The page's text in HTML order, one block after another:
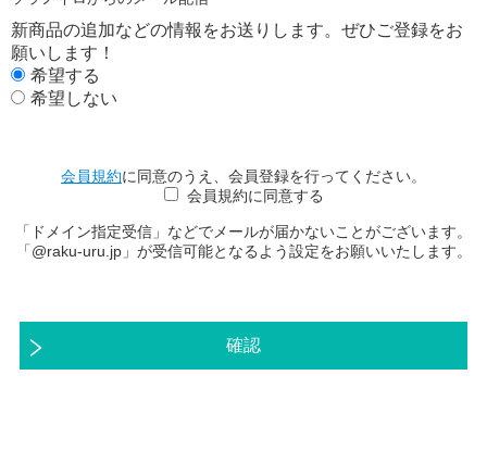
新商品の追加などの情報をお送りします。ぜひご登録をお
願いします！
希望する
希望しない
会員規約に同意のうえ、会員登録を行ってください。
会員規約に同意する
「ドメイン指定受信」などでメールが届かないことがございます。
「@raku-uru.jp」が受信可能となるよう設定をお願いいたします。
確認